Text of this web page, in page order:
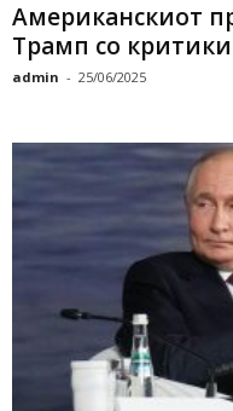
Американскиот
Трамп со
admin - 25/06/2025